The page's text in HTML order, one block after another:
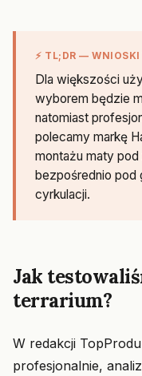
⚡ TL;DR —
Dla większości
wyborem będzie
natomiast
polecamy markę
montażu maty pod
bezpośrednio pod
cyrkulacji.
Jak
terrarium?
W redakcji
profesjonalnie,